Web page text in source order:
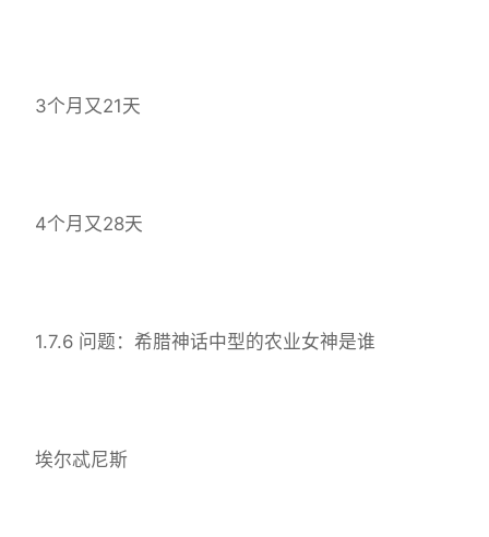
3个月又21天
4个月又28天
1.7.6 问题：希腊神话中型的农业女神是谁
埃尔忒尼斯